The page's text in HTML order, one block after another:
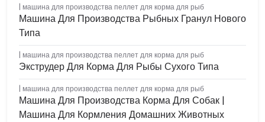
машина для производства пеллет для корма для рыб
Машина Для Производства Рыбных Гранул Нового
Типа
машина для производства пеллет для корма для рыб
Экструдер Для Корма Для Рыбы Сухого Типа
машина для производства пеллет для корма для рыб
Машина Для Производства Корма Для Собак |
Машина Для Кормления Домашних Животных